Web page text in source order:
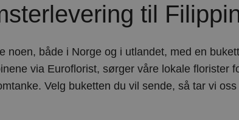
til
noen, både i Norge og i utlandet, med en
via Euroflorist, sørger våre lokale florister
Velg buketten du vil sende, så tar vi